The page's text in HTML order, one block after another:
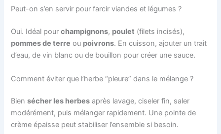
Peut-on s’en servir pour farcir viandes et légumes ?
Oui. Idéal pourchampignons, poulet (filets incisés),
pommes de terre ou poivrons. En cuisson, ajouter un trait
d’eau, de vin blanc ou de bouillon pour créer une sauce.
Comment éviter que l’herbe “pleure” dans le mélange ?
Biensécher les herbes après lavage, ciseler fin, saler
modérément, puis mélanger rapidement. Une pointe de
crème épaisse peut stabiliser l’ensemble si besoin.